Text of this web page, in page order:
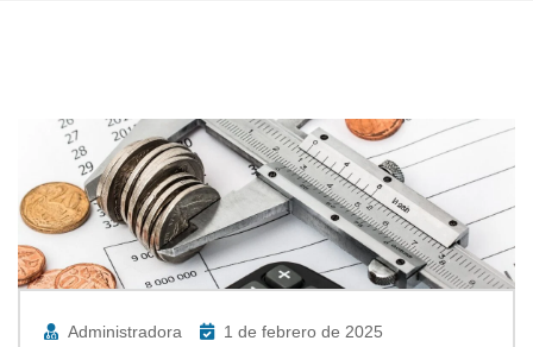
Administradora
1 de febrero de 2025